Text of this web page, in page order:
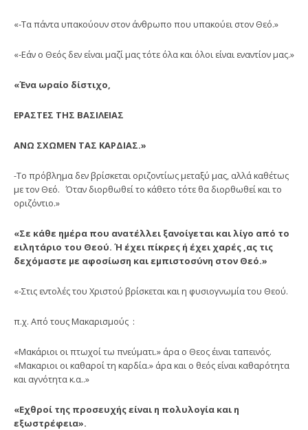
«-Τα πάντα υπακούουν στον άνθρωπο που υπακούει στον Θεό.»
«-Εάν ο Θεός δεν είναι μαζί μας τότε όλα και όλοι είναι εναντίον μας.»
«Ένα ωραίο δίστιχο,
ΕΡΑΣΤΕΣ ΤΗΣ ΒΑΣΙΛΕΙΑΣ
ΑΝΩ ΣΧΩΜΕΝ ΤΑΣ ΚΑΡΔΙΑΣ.»
-Το πρόβλημα δεν βρίσκεται οριζοντίως μεταξύ μας, αλλά καθέτως
με τον Θεό. Όταν διορθωθεί το κάθετο τότε θα διορθωθεί και το
οριζόντιο.»
«Σε κάθε ημέρα που ανατέλλει ξανοίγεται και λίγο από το
ειλητάριο του Θεού. Ή έχει πίκρες ή έχει χαρές ,ας τις
δεχόμαστε με αφοσίωση και εμπιστοσύνη στον Θεό.»
«-Στις εντολές του Χριστού βρίσκεται και η φυσιογνωμία του Θεού.
π.χ. Από τους Μακαρισμούς :
«Μακάριοι οι πτωχοί τω πνεύματι.» άρα ο Θεος έιναι ταπεινός.
«Μακαριοι οι καθαροί τη καρδία.» άρα και ο θεός είναι καθαρότητα
και αγνότητα κ.α..»
«Εχθροί της προσευχής είναι η πολυλογία και η
εξωστρέφεια».